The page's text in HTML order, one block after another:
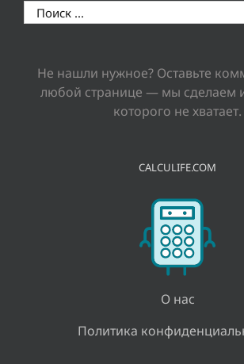
Результат
поиска:
Не нашли нужное? Оставьте
любой странице — мы сделаем
которого не хватает.
CALCULIFE.COM
О нас
Политика